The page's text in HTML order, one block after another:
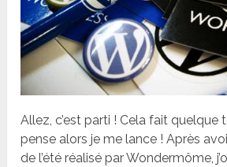
Allez, c’est parti ! Cela fait quelque
pense alors je me lance ! Après
de l’été réalisé par Wondermôme,